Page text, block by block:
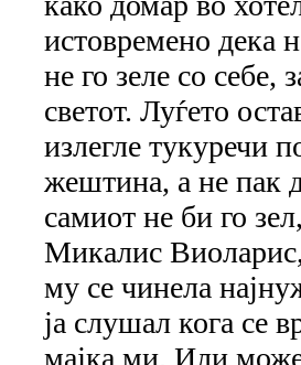
истовремено дека
не го зеле со
светот. Луѓето
излегле тукуречи
жештина, а не пак
самиот не би го
Микалис
му се чинела
ја слушал кога се
мајка ми. Или